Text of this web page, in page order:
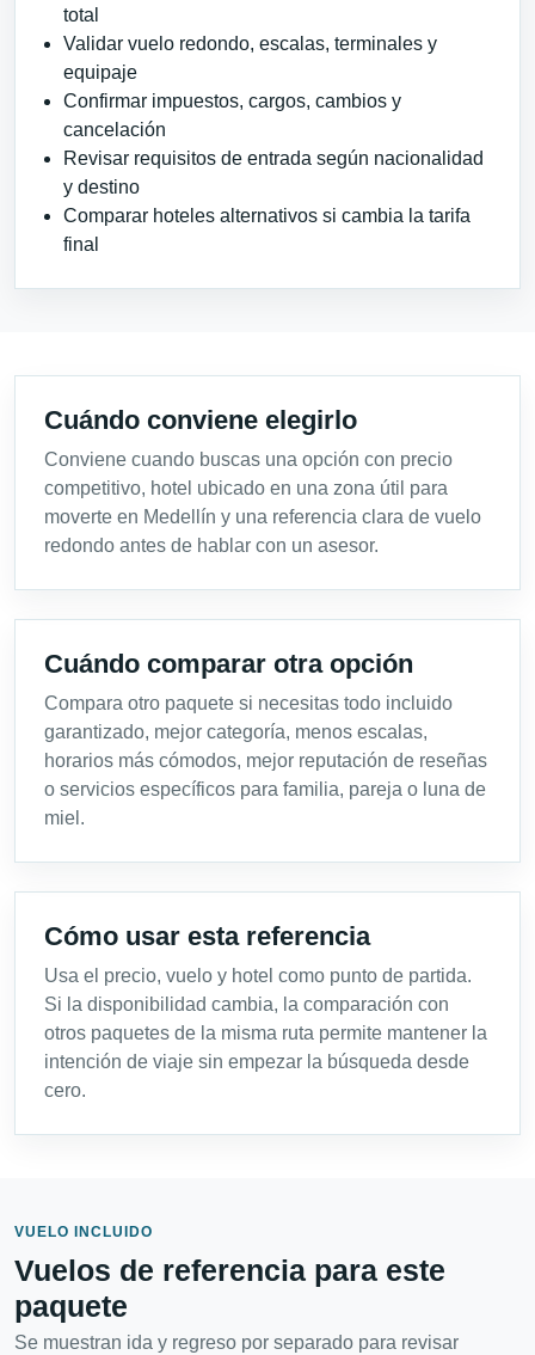
total
Validar vuelo redondo, escalas, terminales y
equipaje
Confirmar impuestos, cargos, cambios y
cancelación
Revisar requisitos de entrada según nacionalidad
y destino
Comparar hoteles alternativos si cambia la tarifa
final
Cuándo conviene elegirlo
Conviene cuando buscas una opción con precio
competitivo, hotel ubicado en una zona útil para
moverte en Medellín y una referencia clara de vuelo
redondo antes de hablar con un asesor.
Cuándo comparar otra opción
Compara otro paquete si necesitas todo incluido
garantizado, mejor categoría, menos escalas,
horarios más cómodos, mejor reputación de reseñas
o servicios específicos para familia, pareja o luna de
miel.
Cómo usar esta referencia
Usa el precio, vuelo y hotel como punto de partida.
Si la disponibilidad cambia, la comparación con
otros paquetes de la misma ruta permite mantener la
intención de viaje sin empezar la búsqueda desde
cero.
VUELO INCLUIDO
Vuelos de referencia para este
paquete
Se muestran ida y regreso por separado para revisar